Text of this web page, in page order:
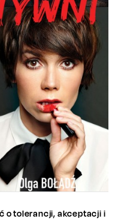
o tolerancji, akceptacji i